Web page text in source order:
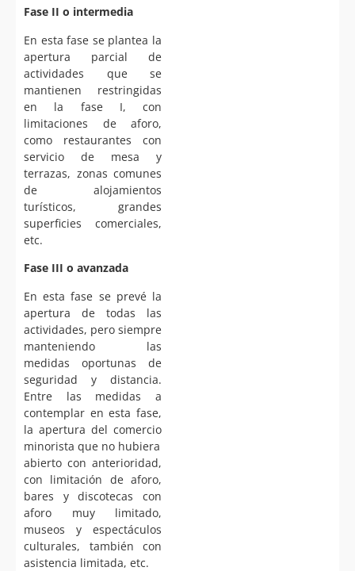
Fase II o intermedia
En esta fase se plantea la
apertura parcial de
actividades que se
mantienen restringidas
en la fase I, con
limitaciones de aforo,
como restaurantes con
servicio de mesa y
terrazas, zonas comunes
de alojamientos
turísticos, grandes
superficies comerciales,
etc.
Fase III o avanzada
En esta fase se prevé la
apertura de todas las
actividades, pero siempre
manteniendo las
medidas oportunas de
seguridad y distancia.
Entre las medidas a
contemplar en esta fase,
la apertura del comercio
minorista que no hubiera
abierto con anterioridad,
con limitación de aforo,
bares y discotecas con
aforo muy limitado,
museos y espectáculos
culturales, también con
asistencia limitada, etc.